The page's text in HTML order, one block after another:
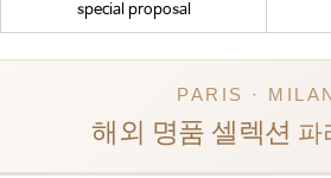
special proposal
PARIS ·
해외 명품 셀렉션 파